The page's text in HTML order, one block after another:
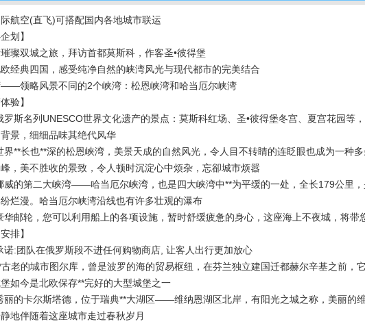
航空(直飞)可搭配国内各地城市联运
划】
璨双城之旅，拜访首都莫斯科，作客圣•彼得堡
经典四国，感受纯净自然的峡湾风光与现代都市的完美结合
领略风景不同的2个峡湾：松恩峡湾和哈当厄尔峡湾
验】
罗斯名列UNESCO世界文化遗产的景点：莫斯科红场、圣•彼得堡冬宫、夏宫花园等
景，细细品味其绝代风华
界**长也**深的松恩峡湾，美景天成的自然风光，令人目不转睛的连眨眼也成为一种
，美不胜收的景致，令人顿时沉淀心中烦杂，忘卻城市烦嚣
威的第二大峡湾——哈当厄尔峡湾，也是四大峡湾中**为平缓的一处，全长179公里
烂漫。哈当厄尔峡湾沿线也有许多壮观的瀑布
华邮轮，您可以利用船上的各项设施，暂时舒缓疲惫的身心，这座海上不夜城，将带
排】
诺:团队在俄罗斯段不进任何购物商店, 让客人出行更加放心
老的城市图尔库，曾是波罗的海的贸易枢纽，在芬兰独立建国迁都赫尔辛基之前，
如今是北欧保存**完好的大型城堡之一
丽的卡尔斯塔德，位于瑞典**大湖区——维纳恩湖区北岸，有阳光之城之称，美丽的
地伴随着这座城市走过春秋岁月